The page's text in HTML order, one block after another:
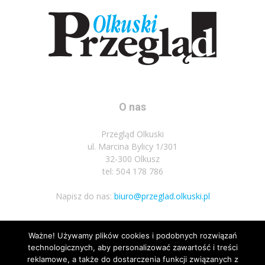
O nas
Przegląd Olkuski
ul. Marcina Bylicy 1/301
32-300 Olkusz
tel: 504 178 786
Napisz do nas: biuro@przeglad.olkuski.pl
Podążaj za nami
Ważne! Używamy plików cookies i podobnych rozwiązań
technologicznych, aby personalizować zawartość i treści
reklamowe, a także do dostarczenia funkcji związanych z